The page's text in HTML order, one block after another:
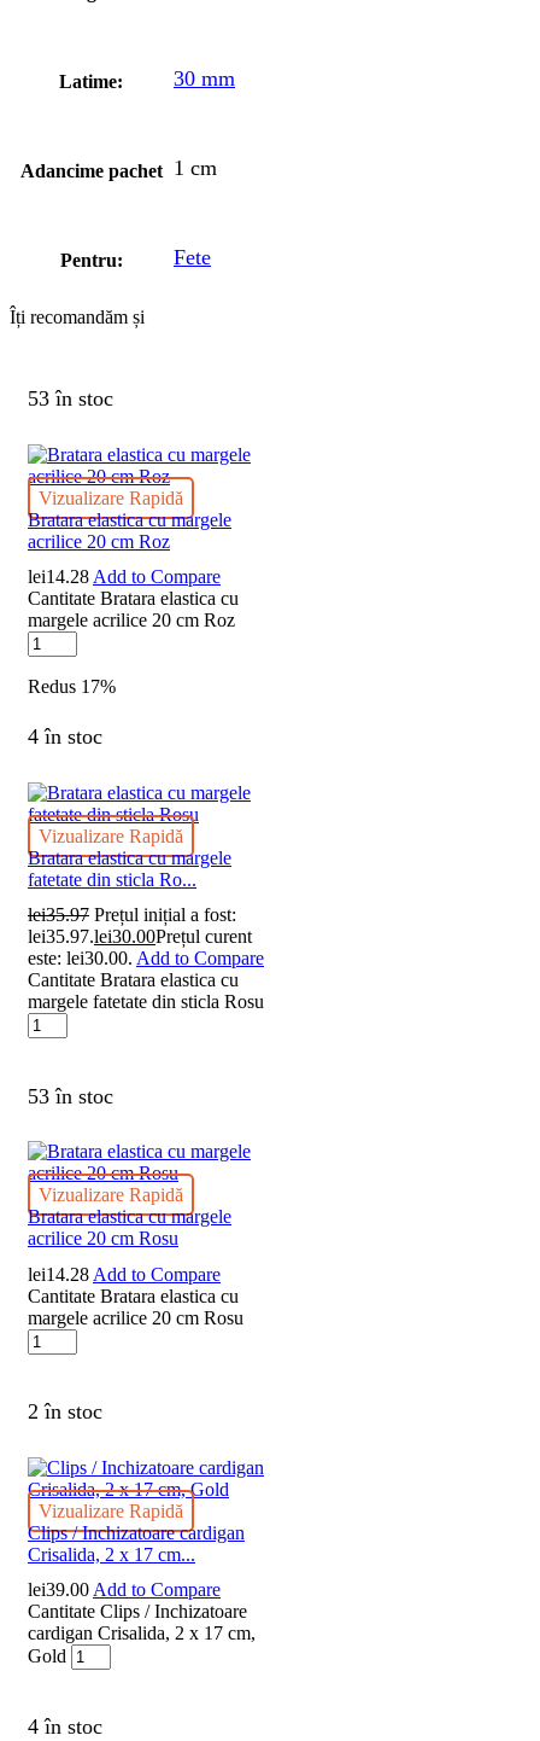
Latime: 30 mm
Adancime pachet 1 cm
Pentru: Fete
Îți recomandăm și
53 în stoc
Vizualizare Rapidă
Bratara elastica cu margele
acrilice 20 cm Roz
lei14.28 Add to Compare
Cantitate Bratara elastica cu
margele acrilice 20 cm Roz
Redus 17%
4 în stoc
Vizualizare Rapidă
Bratara elastica cu margele
fatetate din sticla Ro...
lei35.97 Prețul inițial a fost:
lei35.97.lei30.00Prețul curent
este: lei30.00. Add to Compare
Cantitate Bratara elastica cu
margele fatetate din sticla Rosu
53 în stoc
Vizualizare Rapidă
Bratara elastica cu margele
acrilice 20 cm Rosu
lei14.28 Add to Compare
Cantitate Bratara elastica cu
margele acrilice 20 cm Rosu
2 în stoc
Vizualizare Rapidă
Clips / Inchizatoare cardigan
Crisalida, 2 x 17 cm...
lei39.00 Add to Compare
Cantitate Clips / Inchizatoare
cardigan Crisalida, 2 x 17 cm,
Gold
4 în stoc